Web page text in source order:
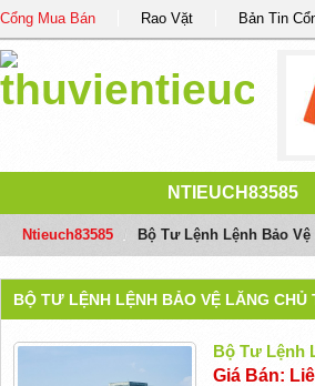
Cổng Mua Bán Rao Vặt Bản Tin
NTIEUCH83585
Ntieuch83585 Bộ Tư Lệnh Lệnh Bảo
BỘ TƯ LỆNH LỆNH BẢO VỆ LĂNG CHỦ
Bộ Tư Lệnh
Giá Bán: